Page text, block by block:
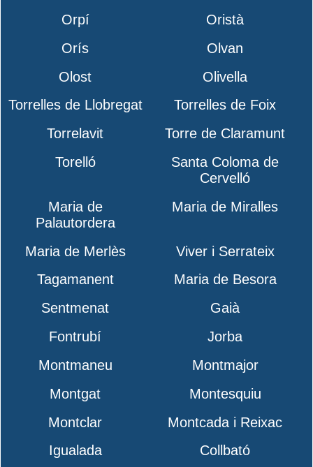
Orpí
Oristà
Orís
Olvan
Olost
Olivella
Torrelles de Llobregat
Torrelles de Foix
Torrelavit
Torre de Claramunt
Torelló
Santa Coloma de
Cervelló
Maria de
Palautordera
Maria de Miralles
Maria de Merlès
Viver i Serrateix
Tagamanent
Maria de Besora
Sentmenat
Gaià
Fontrubí
Jorba
Montmaneu
Montmajor
Montgat
Montesquiu
Montclar
Montcada i Reixac
Igualada
Collbató